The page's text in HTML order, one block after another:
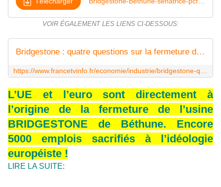
VOIR ÉGALEMENT LES LIENS CI-DESSOUS:
Bridgestone : quatre questions sur la fermeture de l'usine de Béthune annoncée par le fabricant de pneus
L’UE et l’euro sont directement à
l’origine de la fermeture de l’usine
BRIDGESTONE de Béthune. Encore
5000 emplois sacrifiés à l’idéologie
européiste !
LIRE LA SUITE: